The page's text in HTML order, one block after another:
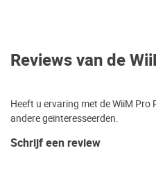
Reviews van de
Heeft u ervaring met de WiiM Pro
andere geïnteresseerden.
Schrijf een review